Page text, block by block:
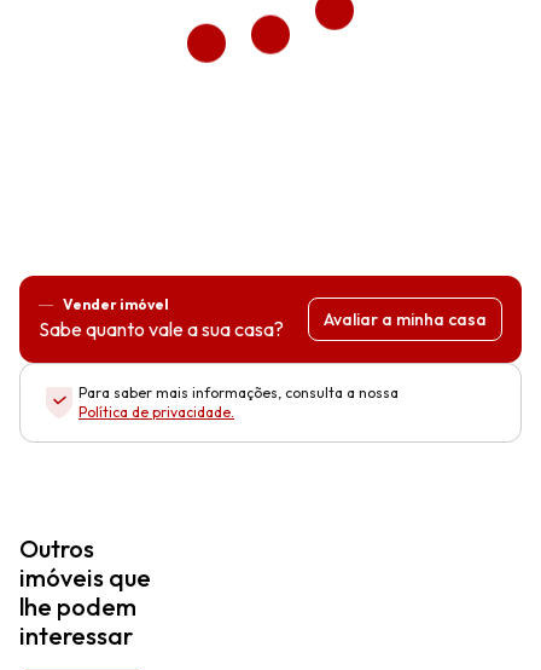
Vender imóvel
Sabe quanto vale a sua casa? Avaliar a minha casa
Para saber mais informações, consulta a nossa
Política de privacidade.
Outros
imóveis que
lhe podem
interessar